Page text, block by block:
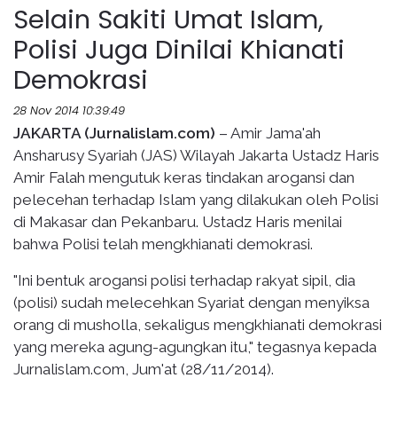
Selain Sakiti Umat Islam,
Polisi Juga Dinilai Khianati
Demokrasi
28 Nov 2014 10:39:49
JAKARTA (Jurnalislam.com) – Amir Jama'ah
Ansharusy Syariah (JAS) Wilayah Jakarta Ustadz Haris
Amir Falah mengutuk keras tindakan arogansi dan
pelecehan terhadap Islam yang dilakukan oleh Polisi
di Makasar dan Pekanbaru. Ustadz Haris menilai
bahwa Polisi telah mengkhianati demokrasi.
"Ini bentuk arogansi polisi terhadap rakyat sipil, dia
(polisi) sudah melecehkan Syariat dengan menyiksa
orang di musholla, sekaligus mengkhianati demokrasi
yang mereka agung-agungkan itu," tegasnya kepada
Jurnalislam.com, Jum'at (28/11/2014).